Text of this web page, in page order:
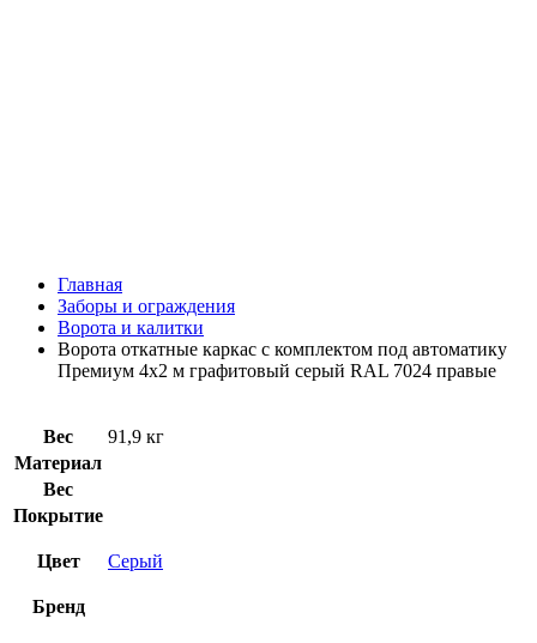
Главная
Заборы и ограждения
Ворота и калитки
Ворота откатные каркас с комплектом под автоматику
Премиум 4х2 м графитовый серый RAL 7024 правые
Вес
91,9 кг
Материал
Вес
Покрытие
Цвет Серый
Бренд